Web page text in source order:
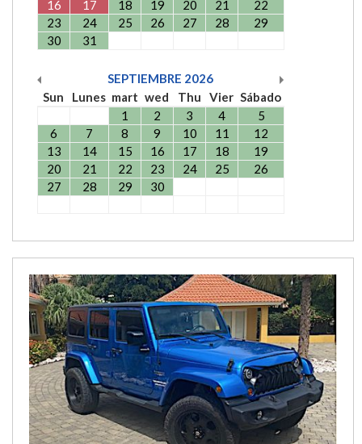
16
17 18 19 20 21
22
23
24 25 26 27 28
29
30
31
SEPTIEMBRE 2026
Sun
Lunes mart wed Thu Vier Sábado
1
2 3 4
5
6
7 8 9 10 11
12
13
14 15 16 17 18
19
20
21 22 23 24 25
26
27
28 29 30